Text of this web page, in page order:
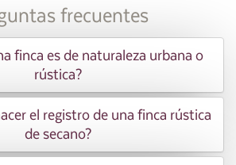
frecuentes
finca es de naturaleza urbana o
rústica?
el registro de una finca rústica
de secano?